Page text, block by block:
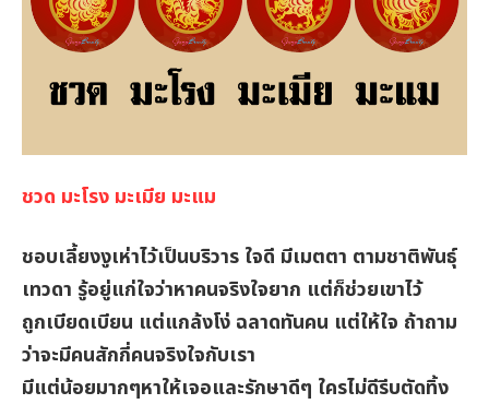
ชวด มะโรง มะเมีย มะแม
ชอบเลี้ยงงูเห่าไว้เป็นบริวาร ใจดี มีเมตตา ตามชาติพันธุ์
เทวดา รู้อยู่แก่ใจว่าหาคนจริงใจยาก แต่ก็ช่วยเขาไว้
ถูกเบียดเบียน แต่แกล้งโง่ ฉลาดทันคน แต่ให้ใจ ถ้าถาม
ว่าจะมีคนสักกี่คนจริงใจกับเรา
มีแต่น้อยมากๆหาให้เจอและรักษาดีๆ ใครไม่ดีรีบตัดทิ้ง